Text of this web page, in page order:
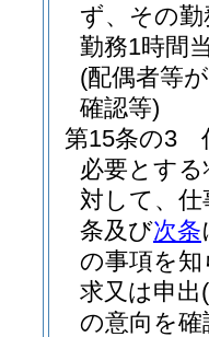
ず、その
勤務1時間
(配偶者等
確認等)
第15条の3
必要とす
対して、
条及び次条
の事項を
求又は申出(
の意向を